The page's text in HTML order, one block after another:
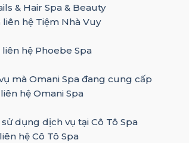
& Hair Spa & Beauty
hệ Tiệm Nhà Vuy
hệ Phoebe Spa
mà Omani Spa đang cung cấp
hệ Omani Spa
dụng dịch vụ tại Cô Tô Spa
hệ Cô Tô Spa